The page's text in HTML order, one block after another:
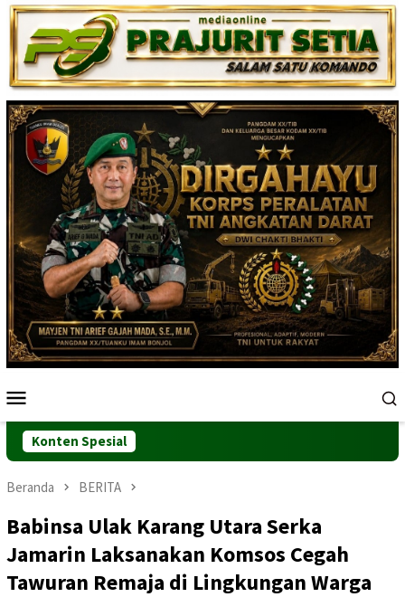
Loncat
ke
konten
Mobile
Konten Spesial
Beranda BERITA
Babinsa Ulak Karang Utara Serka
Jamarin Laksanakan Komsos Cegah
Tawuran Remaja di Lingkungan Warga